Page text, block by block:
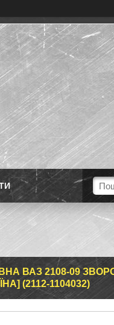
ВАЗ 2108-09
(2112-1104032)